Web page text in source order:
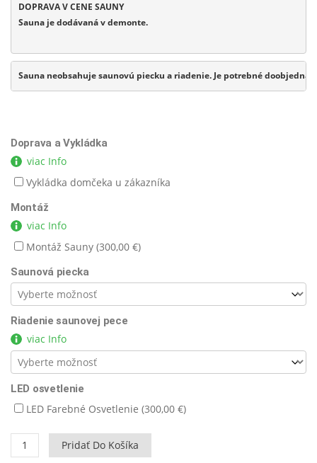
DOPRAVA V CENE SAUNY
Sauna je dodávaná v demonte.
Sauna neobsahuje saunovú piecku a riadenie. Je potrebné doobjednať
Doprava a Vykládka
viac Info
Vykládka domčeka u zákazníka
Montáž
viac Info
Montáž Sauny (300,00 €)
Saunová piecka
Riadenie saunovej pece
viac Info
LED osvetlenie
LED Farebné Osvetlenie (300,00 €)
množstvo
Fínska
Pridať Do Košíka